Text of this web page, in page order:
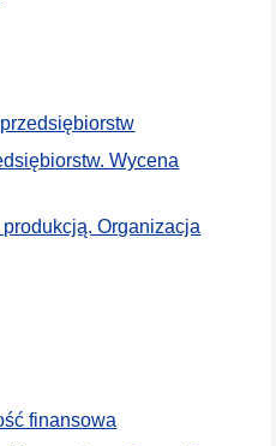
Wycena
Organizacja
finansowa